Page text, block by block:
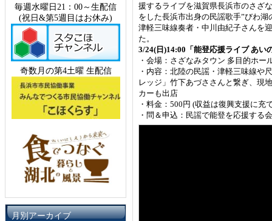
毎週水曜日21：00～生配信
(祝日&第5週目はお休み)
奇数月の第4土曜 生配信
月別アーカイブ
援するライブを滋賀県長浜市のさざ
をした長浜市出身の民謡歌手”びわ
津軽三味線奏者・中川由紀子さんを
た。
3/24(日)14:00「能登応援ライブ あい
・会場：さざなみタウン 多目的ホー
・内容：北陸の民謡・津軽三味線や
レッジ」竹下あづささんと繋ぎ、現
カーも出店
・料金：500円 (収益は復興支援に充
・問＆申込：民謡で能登を応援する